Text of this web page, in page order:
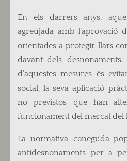
En els darrers anys,
agreujada amb l’aprovació
orientades a protegir llars
davant dels
d’aquestes mesures és
social, la seva aplicació
no previstos que han
funcionament del mercat del
La normativa coneguda
antidesnonaments per a